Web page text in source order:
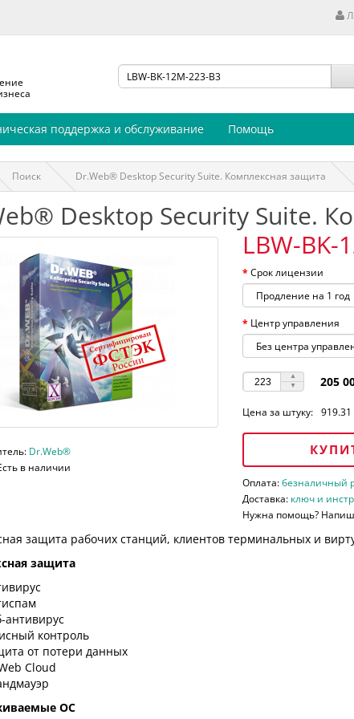
поддержка и обслуживание Помощь
Поиск Dr.Web® Desktop Security Suite. Комплексная защита
Desktop Security Suite.
Dr.Web®
в наличии
LBW-BK-
Срок лицензии
Центр управления
205
Цена за штуку: 919.31
Оплата:безналичный
Доставка: ключ и
Нужна помощь?
защита рабочих станций, клиентов терминальных и
защита
антивирус
контроль
от потери данных
Cloud
ОС